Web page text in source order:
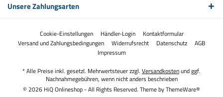
Unsere Zahlungsarten
Cookie-Einstellungen Händler-Login
Kontaktformular
Versand und Zahlungsbedingungen
Widerrufsrecht Datenschutz
AGB
Impressum
* Alle Preise inkl. gesetzl. Mehrwertsteuer zzgl. Versandkostenund ggf.
Nachnahmegebühren, wenn nicht anders beschrieben
© 2026 HiQ Onlineshop - All Rights Reserved. Theme byThemeWare®